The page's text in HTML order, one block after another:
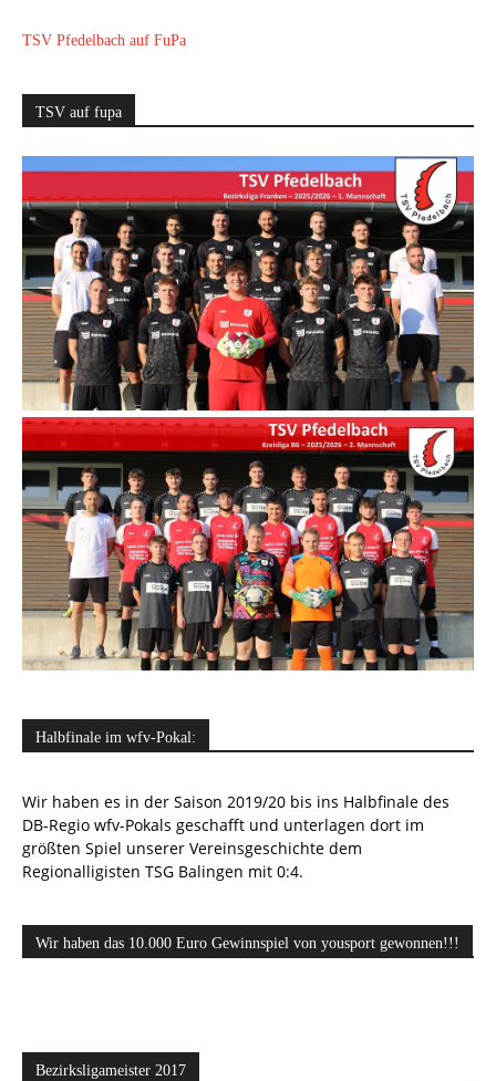
TSV Pfedelbach auf FuPa
TSV auf fupa
Halbfinale im wfv-Pokal:
Wir haben es in der Saison 2019/20 bis ins Halbfinale des
DB-Regio wfv-Pokals geschafft und unterlagen dort im
größten Spiel unserer Vereinsgeschichte dem
Regionalligisten TSG Balingen mit 0:4.
Wir haben das 10.000 Euro Gewinnspiel von yousport gewonnen!!!
Bezirksligameister 2017